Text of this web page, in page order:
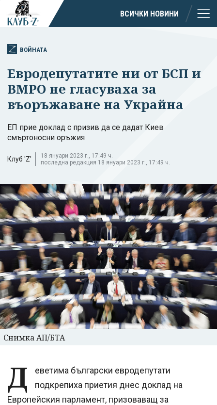
ВСИЧКИ НОВИНИ
ВОЙНАТА
Евродепутатите ни от БСП и
ВМРО не гласуваха за
въоръжаване на Украйна
ЕП прие доклад с призив да се дадат Киев
смъртоносни оръжия
Клуб 'Z'
18 януари 2023 г., 17:49 ч.
последна редакция 18 януари 2023 г., 17:49 ч.
Снимка АП/БТА
Д
еветима български евродепутати
подкрепиха приетия днес доклад на
Европейския парламент, призоваващ за